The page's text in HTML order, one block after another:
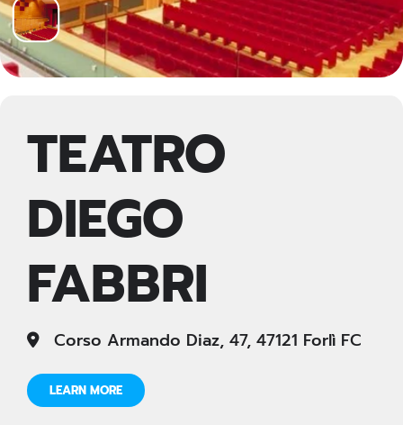
TEATRO
DIEGO
FABBRI
Corso Armando Diaz, 47, 47121 Forlì FC
LEARN MORE